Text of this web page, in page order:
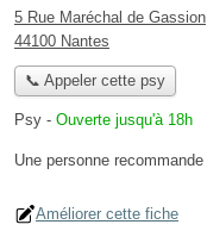
5 Rue Maréchal de Gassion
44100 Nantes
📞 Appeler cette psy
Psy - Ouverte jusqu'à 18h
Une personne recommande
Améliorer cette fiche